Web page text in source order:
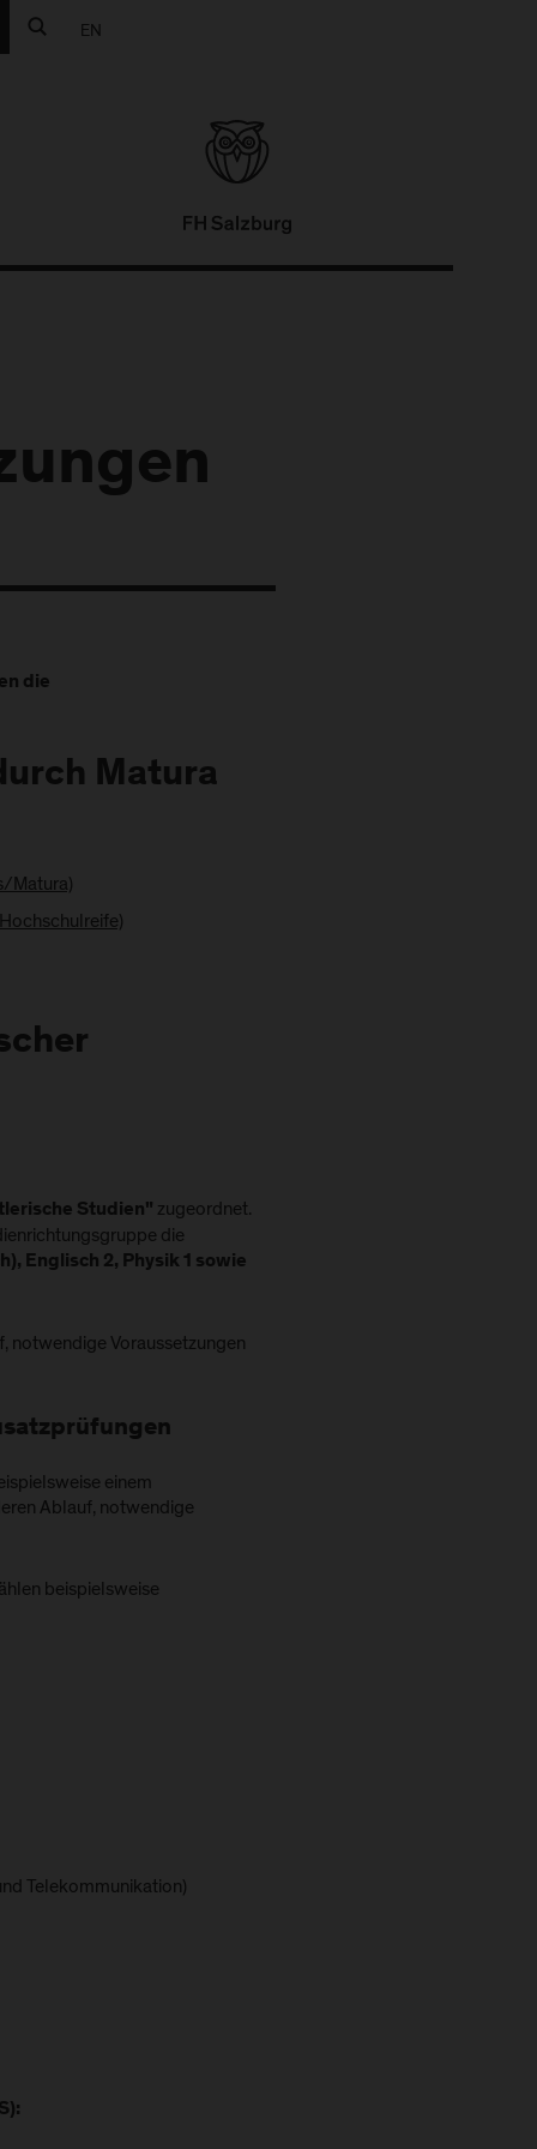
EN
die
Matura
Matura)
Studien" zugeordnet.
die
Englisch 2, Physik 1 sowie
notwendige Voraussetzungen
einem
Ablauf, notwendige
beispielsweise
Telekommunikation)